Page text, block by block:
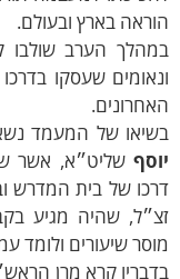
בארץ ובעולם.
הערב שולבו
שעסקו בדרכו
של המעמד נשא
שליט״א, אשר
של בית המדרש
שהיה מגיע
שיעורים ולומד עמם.
קרא מרן